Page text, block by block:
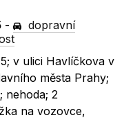
-
dopravní
v ulici Havlíčkova v
města Prahy;
nehoda; 2
na vozovce,